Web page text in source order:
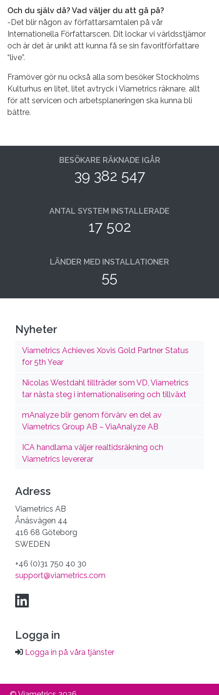
Och du själv då? Vad väljer du att gå på?
-Det blir någon av författarsamtalen på vår
Internationella Författarscen. Dit lockar vi världsstjärnor
och är det är unikt att kunna få se sin favoritförfattare
“live”.
Framöver gör nu också alla som besöker Stockholms
Kulturhus en litet, litet avtryck i Viametrics räknare, allt
för att servicen och arbetsplaneringen ska kunna bli
bättre.
BESÖKARE RÄKNADE IGÅR
39 382 547
ANTAL SYSTEM INSTALLERADE
17 502
LÄNDER MED INSTALLATIONER
55
Nyheter
Viametrics Achieves Xovis Gold Partner Status
for 5th Year
Nicolas Westdahl tillträder som VD, Viametrics
tar nästa steg i internationalisering och tillväxt
mAnalyze blir genom förvärv en del av
Viametrics Group AB – ViaAnalyze AB
ICA handlarna väljer realtidsräkning och
Viametrics levererar
Adress
Viametrics AB
Ånäsvägen 44
416 68 Göteborg
SWEDEN
+46 (0)31 750 40 30
support@viametrics.com
Logga in
Logga in på våra tjänster